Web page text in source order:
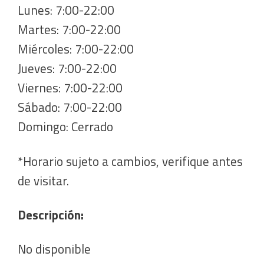
Lunes: 7:00-22:00
Martes: 7:00-22:00
Miércoles: 7:00-22:00
Jueves: 7:00-22:00
Viernes: 7:00-22:00
Sábado: 7:00-22:00
Domingo: Cerrado
*Horario sujeto a cambios, verifique antes
de visitar.
Descripción:
No disponible